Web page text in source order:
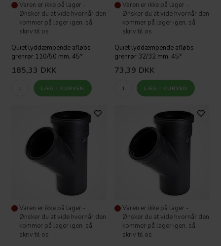
Varen er ikke på lager -
Ønsker du at vide hvornår den
kommer på lager igen, så
skriv til os
Quiet lyddæmpende afløbs
grenrør 110/50 mm, 45°
185,33 DKK
Varen er ikke på lager -
Ønsker du at vide hvornår den
kommer på lager igen, så
skriv til os
Quiet lyddæmpende afløbs
grenrør 32/32 mm, 45°
73,39 DKK
Varen er ikke på lager -
Ønsker du at vide hvornår den
kommer på lager igen, så
skriv til os
Varen er ikke på lager -
Ønsker du at vide hvornår den
kommer på lager igen, så
skriv til os